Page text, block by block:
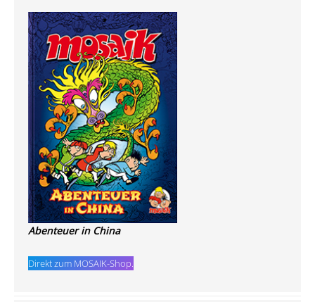
Abenteuer in China
Direkt zum MOSAIK-Shop.